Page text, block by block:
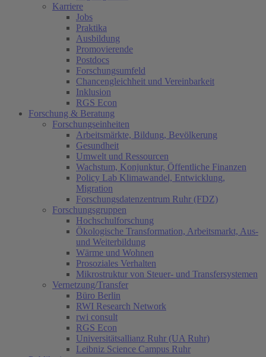
Karriere
Jobs
Praktika
Ausbildung
Promovierende
Postdocs
Forschungsumfeld
Chancengleichheit und Vereinbarkeit
Inklusion
RGS Econ
Forschung & Beratung
Forschungseinheiten
Arbeitsmärkte, Bildung, Bevölkerung
Gesundheit
Umwelt und Ressourcen
Wachstum, Konjunktur, Öffentliche Finanzen
Policy Lab Klimawandel, Entwicklung,
Migration
Forschungsdatenzentrum Ruhr (FDZ)
Forschungsgruppen
Hochschulforschung
Ökologische Transformation, Arbeitsmarkt, Aus-
und Weiterbildung
Wärme und Wohnen
Prosoziales Verhalten
Mikrostruktur von Steuer- und Transfersystemen
Vernetzung/Transfer
Büro Berlin
RWI Research Network
rwi consult
RGS Econ
Universitätsallianz Ruhr (UA Ruhr)
Leibniz Science Campus Ruhr